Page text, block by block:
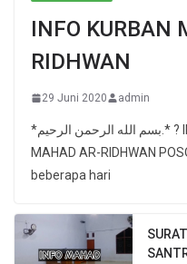
INFO KURBAN
RIDHWAN
29 Juni 2020 admin
*بسم الله الرحمن الرحيم.* ? INFO IBADAH KURBAN 1441 H
MAHAD AR-RIDHWAN
beberapa hari